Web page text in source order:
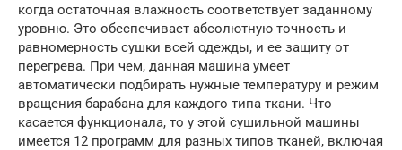
когда остаточная влажность соответствует заданному
уровню. Это обеспечивает абсолютную точность и
равномерность сушки всей одежды, и ее защиту от
перегрева. При чем, данная машина умеет
автоматически подбирать нужные температуру и режим
вращения барабана для каждого типа ткани. Что
касается функционала, то у этой сушильной машины
имеется 12 программ для разных типов тканей, включая